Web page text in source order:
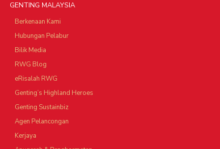
GENTING MALAYSIA
Berkenaan Kami
Hubungan Pelabur
Bilik Media
RWG Blog
eRisalah RWG
Genting’s Highland Heroes
Genting Sustainbiz
Agen Pelancongan
Kerjaya